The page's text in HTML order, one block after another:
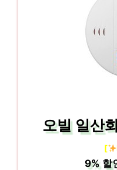
오빌 일산
[
9%할